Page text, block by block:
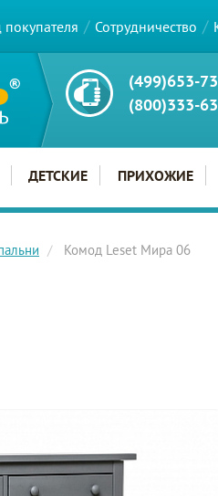
покупателя Сотрудничество
(499)653-
(800)333-
ДЕТСКИЕ ПРИХОЖИЕ
Комод Leset Мира 06